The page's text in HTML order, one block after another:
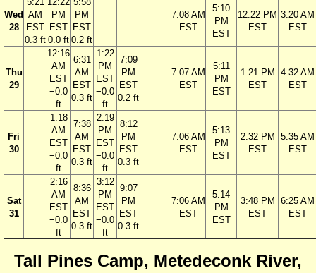
Wed
28
AM
EST
0.3 ft
PM
EST
0.0 ft
PM
EST
0.2 ft
7:08 AM
EST
5:10
PM
EST
12:22 PM
EST
3:20 AM
EST
Thu
29
12:16
AM
EST
−0.0
ft
6:31
AM
EST
0.3 ft
1:22
PM
EST
−0.0
ft
7:09
PM
EST
0.2 ft
7:07 AM
EST
5:11
PM
EST
1:21 PM
EST
4:32 AM
EST
Fri
30
1:18
AM
EST
−0.0
ft
7:38
AM
EST
0.3 ft
2:19
PM
EST
−0.0
ft
8:12
PM
EST
0.3 ft
7:06 AM
EST
5:13
PM
EST
2:32 PM
EST
5:35 AM
EST
Sat
31
2:16
AM
EST
−0.0
ft
8:36
AM
EST
0.3 ft
3:12
PM
EST
−0.0
ft
9:07
PM
EST
0.3 ft
7:06 AM
EST
5:14
PM
EST
3:48 PM
EST
6:25 AM
EST
Tall Pines Camp, Metedeconk River,